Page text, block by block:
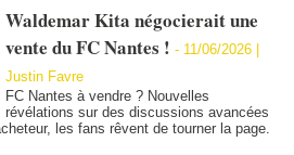
Waldemar Kita négocierait une
vente du FC Nantes ! - 11/06/2026 |
Justin Favre
FC Nantes à vendre ? Nouvelles
révélations sur des discussions avancées
les fans rêvent de tourner la page.